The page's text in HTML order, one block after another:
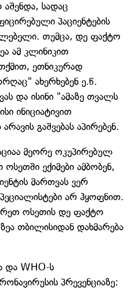
სადაც
პაციენტების
თუმცა, დე ფაქტო
ამ კლინიკით
ეთნიკურად
ახერხებენ ე.წ.
და ისინი "ამაზე თვალს
ინიციატივით
გაშვებას აპირებენ.
მეორე ოკუპირებულ
ექიმები ამბობენ,
მართვას ვერ
არ ჰყოფნით.
ოსეთის დე ფაქტო
თბილისიდან დახმარება
და WHO-ს
პრევენციაზე: